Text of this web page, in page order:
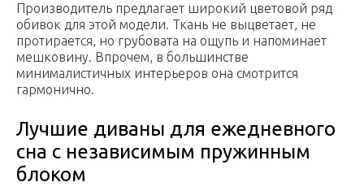
Производитель предлагает широкий цветовой ряд
обивок для этой модели. Ткань не выцветает, не
протирается, но грубовата на ощупь и напоминает
мешковину. Впрочем, в большинстве
минималистичных интерьеров она смотрится
гармонично.
Лучшие диваны для ежедневного
сна с независимым пружинным
блоком